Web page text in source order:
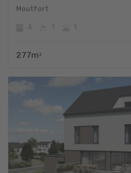
Moutfort
277m 2